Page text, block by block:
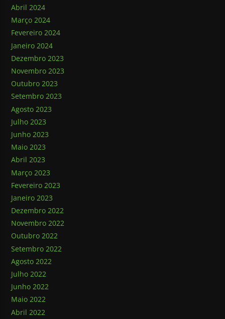
Abril 2024
Março 2024
Fevereiro 2024
Janeiro 2024
Dezembro 2023
Novembro 2023
Outubro 2023
Setembro 2023
Agosto 2023
Julho 2023
Junho 2023
Maio 2023
Abril 2023
Março 2023
Fevereiro 2023
Janeiro 2023
Dezembro 2022
Novembro 2022
Outubro 2022
Setembro 2022
Agosto 2022
Julho 2022
Junho 2022
Maio 2022
Abril 2022